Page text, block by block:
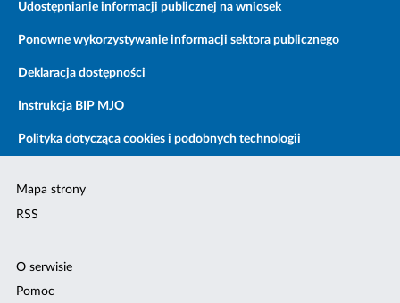
Udostępnianie informacji publicznej na wniosek
Ponowne wykorzystywanie informacji sektora publicznego
Deklaracja dostępności
Instrukcja BIP MJO
Polityka dotycząca cookies i podobnych technologii
Mapa strony
RSS
O serwisie
Pomoc